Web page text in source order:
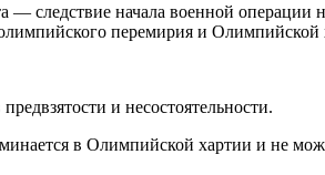
следствие начала военной операции
перемирия и Олимпийской
и несостоятельности.
в Олимпийской хартии и не